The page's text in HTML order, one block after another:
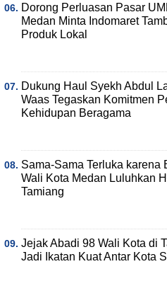
Dorong Perluasan Pasar
Medan Minta Indomaret
Produk Lokal
Dukung Haul Syekh Abdul
Waas Tegaskan Komitmen
Kehidupan Beragama
Sama-Sama Terluka karena
Wali Kota Medan Luluhkan
Tamiang
Jejak Abadi 98 Wali Kota di
Jadi Ikatan Kuat Antar Kota